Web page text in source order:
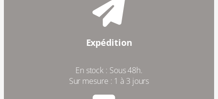
Expédition
En stock : Sous 48h.
Sur mesure : 1 à 3 jours